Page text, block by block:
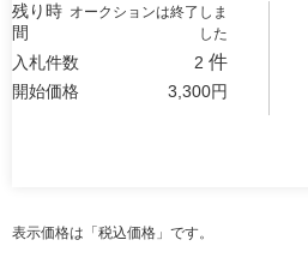
残り時
間
オークションは終了しま
した
入札件数 2 件
開始価格 3,300円
表示価格は「税込価格」です。